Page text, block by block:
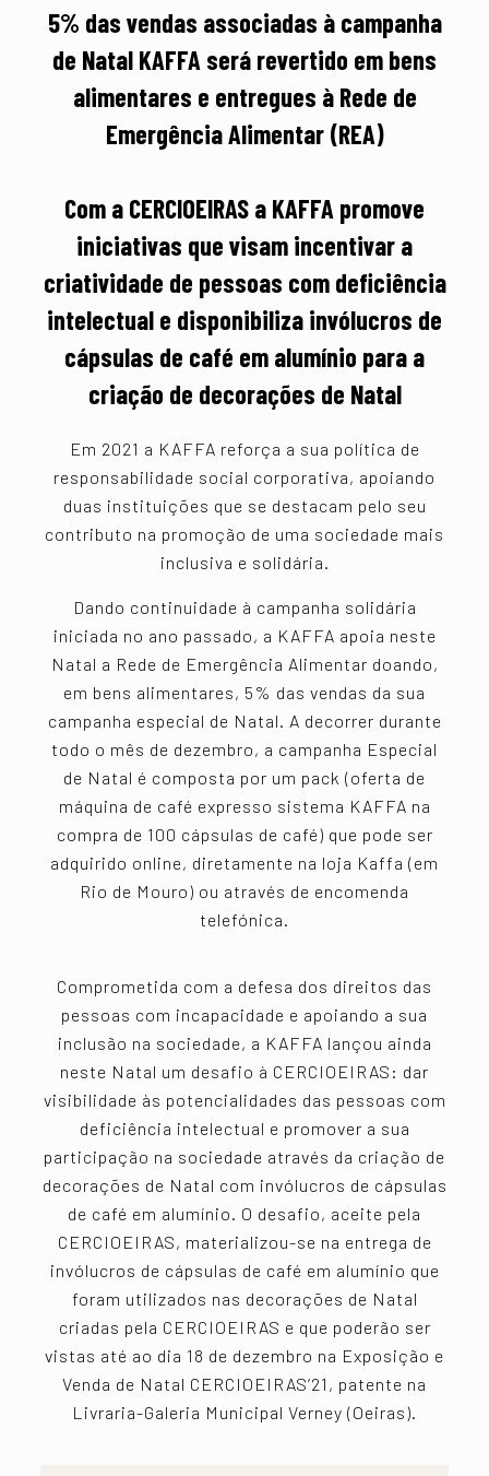
5% das vendas associadas à campanha
de Natal KAFFA será revertido em bens
alimentares e entregues à Rede de
Emergência Alimentar (REA)
Com a CERCIOEIRAS a KAFFA promove
iniciativas que visam incentivar a
criatividade de pessoas com deficiência
intelectual e disponibiliza invólucros de
cápsulas de café em alumínio para a
criação de decorações de Natal
Em 2021 a KAFFA reforça a sua política de
responsabilidade social corporativa, apoiando
duas instituições que se destacam pelo seu
contributo na promoção de uma sociedade mais
inclusiva e solidária.
Dando continuidade à campanha solidária
iniciada no ano passado, a KAFFA apoia neste
Natal a Rede de Emergência Alimentar doando,
em bens alimentares, 5% das vendas da sua
campanha especial de Natal. A decorrer durante
todo o mês de dezembro, a campanha Especial
de Natal é composta por um pack (oferta de
máquina de café expresso sistema KAFFA na
compra de 100 cápsulas de café) que pode ser
adquirido online, diretamente na loja Kaffa (em
Rio de Mouro) ou através de encomenda
telefónica.
Comprometida com a defesa dos direitos das
pessoas com incapacidade e apoiando a sua
inclusão na sociedade, a KAFFA lançou ainda
neste Natal um desafio à CERCIOEIRAS: dar
visibilidade às potencialidades das pessoas com
deficiência intelectual e promover a sua
participação na sociedade através da criação de
decorações de Natal com invólucros de cápsulas
de café em alumínio. O desafio, aceite pela
CERCIOEIRAS, materializou-se na entrega de
invólucros de cápsulas de café em alumínio que
foram utilizados nas decorações de Natal
criadas pela CERCIOEIRAS e que poderão ser
vistas até ao dia 18 de dezembro na Exposição e
Venda de Natal CERCIOEIRAS’21, patente na
Livraria-Galeria Municipal Verney (Oeiras).